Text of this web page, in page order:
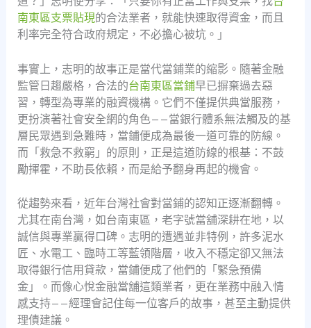
南東區支票貼現的合法業者，就能快速取得資金，而且
利率完全符合政府規定，不必擔心被坑。」
事實上，志明的故事正是當代當鋪業的縮影。隨著金融
監管日趨嚴格，合法的台南東區當鋪早已摒棄過去惡
習，轉型為專業的融資機構。它們不僅提供典當服務，
更扮演著社會安全網的角色——當銀行體系無法觸及的基
層民眾遇到急難時，當鋪便成為最後一道可靠的防線。
而「救急不救窮」的原則，正是這道防線的根基：不鼓
勵揮霍，不助長依賴，而是給予翻身再起的機會。
從趨勢來看，近年台灣社會對當鋪的認知正逐漸翻轉。
尤其在南台灣，如台南東區，老字號當舖深耕在地，以
誠信與專業贏得口碑。志明的遭遇並非特例，許多泥水
匠、水電工、臨時工等藍領階層，收入不穩定卻又無法
取得銀行信用貸款，當鋪便成了他們的「緊急預備
金」。而像心悅金融當舖這類業者，更在業務中融入情
感支持——經理會記住每一位客戶的故事，甚至主動提供
理債建議。